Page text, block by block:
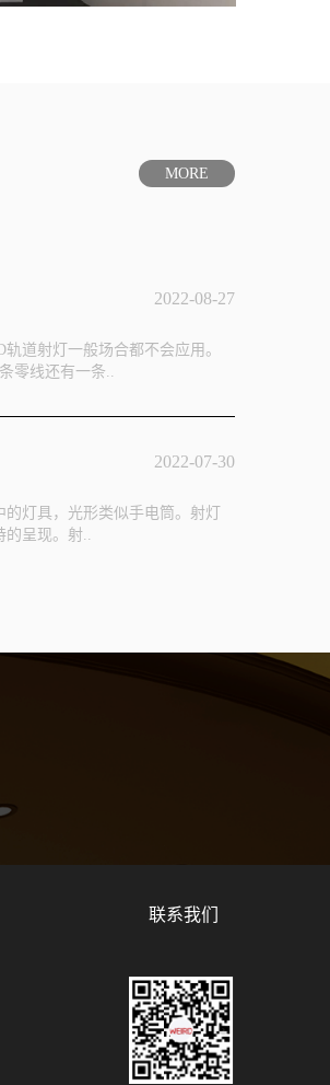
MORE
2022-08-27
道射灯一般场合都不会应用。
零线还有一条..
2022-07-30
灯具，光形类似手电筒。射灯
呈现。射..
联系我们